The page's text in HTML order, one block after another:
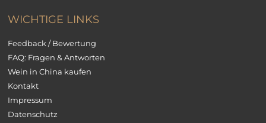
WICHTIGE LINKS
Feedback / Bewertung
FAQ: Fragen & Antworten
Wein in China kaufen
Kontakt
Impressum
Datenschutz